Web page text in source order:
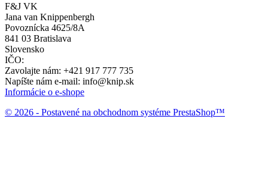
F&J VK
Jana van Knippenbergh
Povoznícka 4625/8A
841 03 Bratislava
Slovensko
IČO:
Zavolajte nám: +421 917 777 735
Napíšte nám e-mail: info@knip.sk
Informácie o e-shope
© 2026 - Postavené na obchodnom systéme PrestaShop™